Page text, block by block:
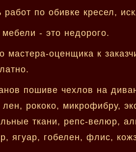
работ по обивке кресел,
- это недорого.
мастера-оценщика к
пошиве чехлов на
рококо, микрофибру,
ткани, репс-велюр,
ягуар, гобелен, флис,